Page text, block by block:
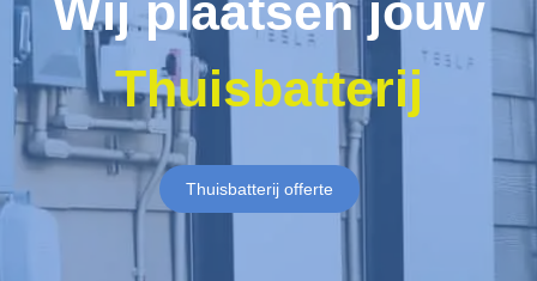
Wij plaatsen jouw
Thuisbatterij
Thuisbatterij offerte